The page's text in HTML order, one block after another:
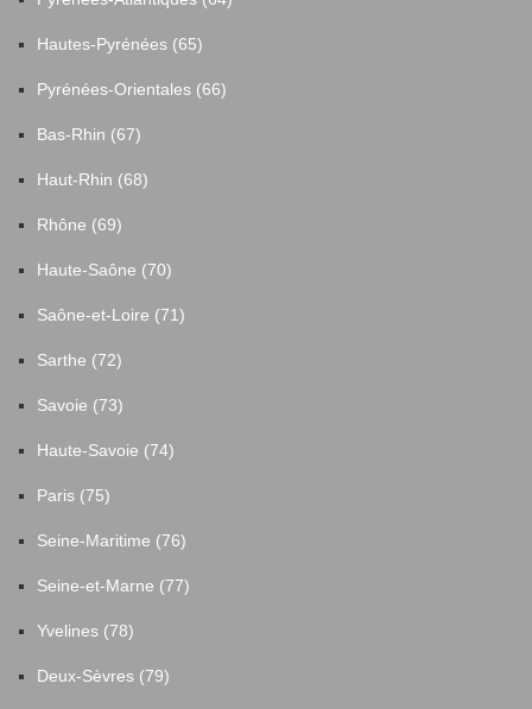
Hautes-Pyrénées (65)
Pyrénées-Orientales (66)
Bas-Rhin (67)
Haut-Rhin (68)
Rhône (69)
Haute-Saône (70)
Saône-et-Loire (71)
Sarthe (72)
Savoie (73)
Haute-Savoie (74)
Paris (75)
Seine-Maritime (76)
Seine-et-Marne (77)
Yvelines (78)
Deux-Sèvres (79)